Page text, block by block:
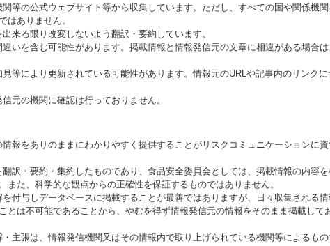
等の公式ウェブサイト等から収集しています。ただし、すべての国や関係機
はありません。
来る限り改変しないよう翻訳・要約しています。
いを含む可能性があります。掲載情報と情報発信元の文章に相違がある場合
等により更新されている可能性があります。情報元のURLや記事内のリンクに
元の機関に確認は行っておりません。
報をありのままにわかりやすく提供することがリスクコミュニケーションに
訳・要約・集約したものであり、食品安全委員会としては、掲載情報の内容
た、科学的な観点からの正確性を保証するものではありません。
付与しデータベースに掲載することが最善ではありますが、日々収集される情
は不可能であることから、やむを得ず情報発信元の情報をそのまま掲載して
張は、情報発信機関又はその情報内で取り上げられている機関等によるもの